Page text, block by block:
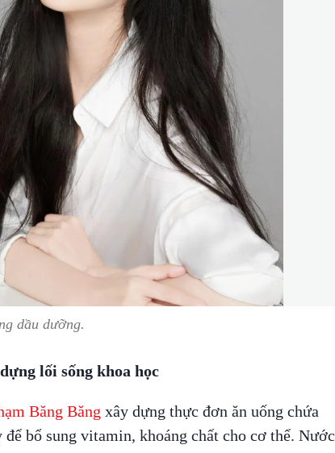
dầu dưỡng.
lối sống khoa học
Băng Băng xây dựng thực đơn ăn uống chứa
bổ sung vitamin, khoáng chất cho cơ thể. Nước